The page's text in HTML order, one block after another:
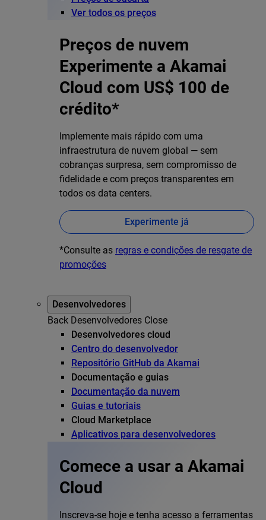
Ver todos os preços
Preços de nuvem
Experimente a Akamai
Cloud com US$ 100 de
crédito*
Implemente mais rápido com uma
infraestrutura de nuvem global — sem
cobranças surpresa, sem compromisso de
fidelidade e com preços transparentes em
todos os data centers.
Experimente já
*Consulte as regras e condições de resgate de
promoções
Desenvolvedores
Back Desenvolvedores Close
Desenvolvedores cloud
Centro do desenvolvedor
Repositório GitHub da Akamai
Documentação e guias
Documentação da nuvem
Guias e tutoriais
Cloud Marketplace
Aplicativos para desenvolvedores
Comece a usar a Akamai
Cloud
Inscreva-se hoje e tenha acesso a ferramentas